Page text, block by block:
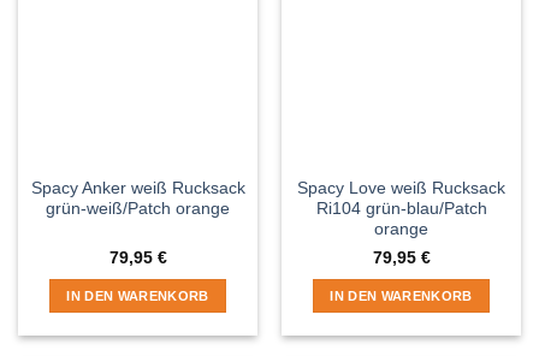
Spacy Anker weiß Rucksack
grün-weiß/Patch orange
79,95 €
IN DEN WARENKORB
Spacy Love weiß Rucksack
Ri104 grün-blau/Patch
orange
79,95 €
IN DEN WARENKORB